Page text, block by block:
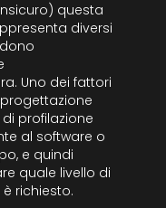
questa
diversi
Uno dei fattori
profilazione
al software o
e quindi
quale livello di
richiesto.